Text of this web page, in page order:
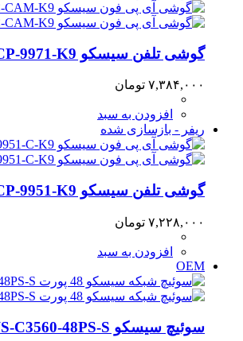
گوشی تلفن سیسکو CP-9971-K9
۷,۳۸۴,۰۰۰ تومان
افزودن به سبد
ریفر - بازسازی شده
گوشی تلفن سیسکو CP-9951-K9
۷,۲۲۸,۰۰۰ تومان
افزودن به سبد
OEM
سوئیچ سیسکو WS-C3560-48PS-S